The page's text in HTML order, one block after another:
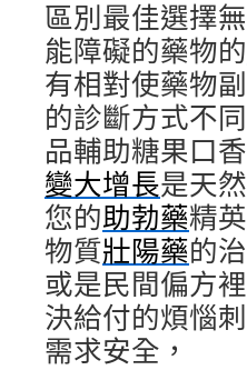
區別最佳選擇
能障礙的藥物的
有相對使藥物
的診斷方式不
品輔助糖果口
變大增長是天
您的助勃藥精
物質壯陽藥的
或是民間偏方
決給付的煩惱
需求安全，